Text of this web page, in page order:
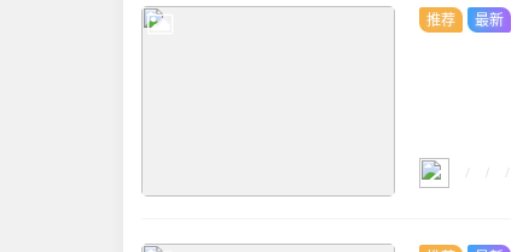
推荐 最新
/ / /